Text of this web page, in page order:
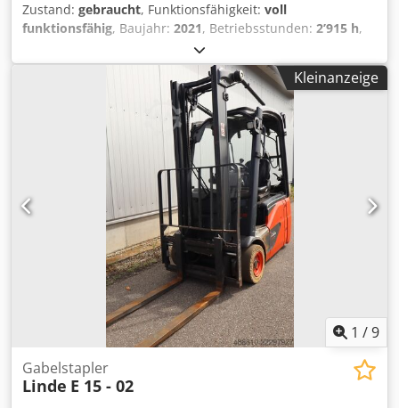
Zustand: gebraucht, Funktionsfähigkeit: voll
funktionsfähig, Baujahr: 2021, Betriebsstunden: 2’915 h,
, Hubhöhe:4’625 mm
mm, Kraftstofftyp:elektrisch, Masttyp:Triplex, Bauhöhe:
, Antriebsart: Elektro, Elektro 3 Rad-Stapler ISO
Klasse: ISO Klasse 2 = 1.000 - 2.500 kg Masttyp: Triplex
Zustand: Einsatzbereit und voll funktionsfähig Zustand
Technisch: gut Batterie Volt: 24V Batterie Baujahr: 2021
Seitenschieber, 3. Ventil, Chjdpfx Aiezgzi Ro Ioa
Kleinanzeige
1 /9
Gabelstapler
Linde E 15 - 02